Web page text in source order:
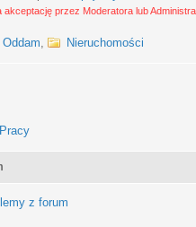
akceptację przez Moderatora lub
Oddam, Nieruchomości
z forum